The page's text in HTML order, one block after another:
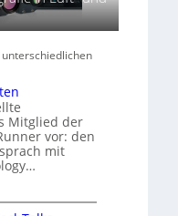
Mitglied der
vor: den
mit